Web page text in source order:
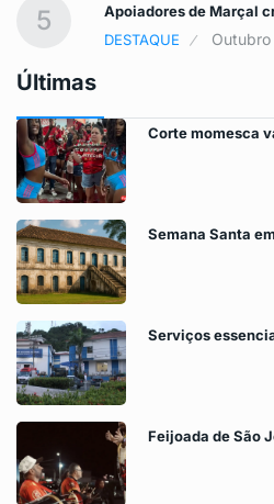
5
Apoiadores de Marçal
DESTAQUE
Últimas
Corte momesca
Semana Santa
Serviços
Feijoada de São